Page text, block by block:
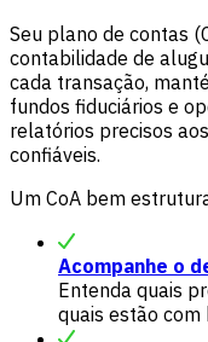
Seu plano de contas
contabilidade de
cada transação,
fundos fiduciários e
relatórios precisos
confiáveis.
Um CoA bem
Acompanhe o
Entenda quais
quais estão com